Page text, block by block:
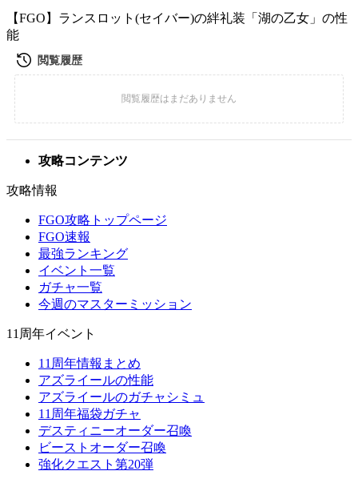
【FGO】ランスロット(セイバー)の絆礼装「湖の乙女」の性
能
攻略コンテンツ
攻略情報
FGO攻略トップページ
FGO速報
最強ランキング
イベント一覧
ガチャ一覧
今週のマスターミッション
11周年イベント
11周年情報まとめ
アズライールの性能
アズライールのガチャシミュ
11周年福袋ガチャ
デスティニーオーダー召喚
ビーストオーダー召喚
強化クエスト第20弾